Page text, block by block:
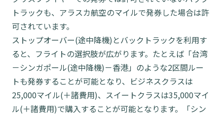
トラックも、アラスカ航空のマイルで発券した場合は許
可されています。
ストップオーバー(途中降機)とバックトラックを利用す
ると、フライトの選択肢が広がります。たとえば「台湾
－シンガポール(途中降機)－香港」のような2区間ルー
トも発券することが可能となり、ビジネスクラスは
25,000マイル(＋諸費用)、スイートクラスは35,000マイ
ル(＋諸費用)で購入することが可能となります。「シン